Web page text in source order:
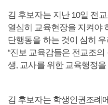
김 후보자는 지난 10일 전
열심히 교육현장을 지켜야
단행동을 하는 것이 심히
“진보 교육감들은 전교조
생, 교사를 위한 교육행정
김 후보자는 학생인권조례